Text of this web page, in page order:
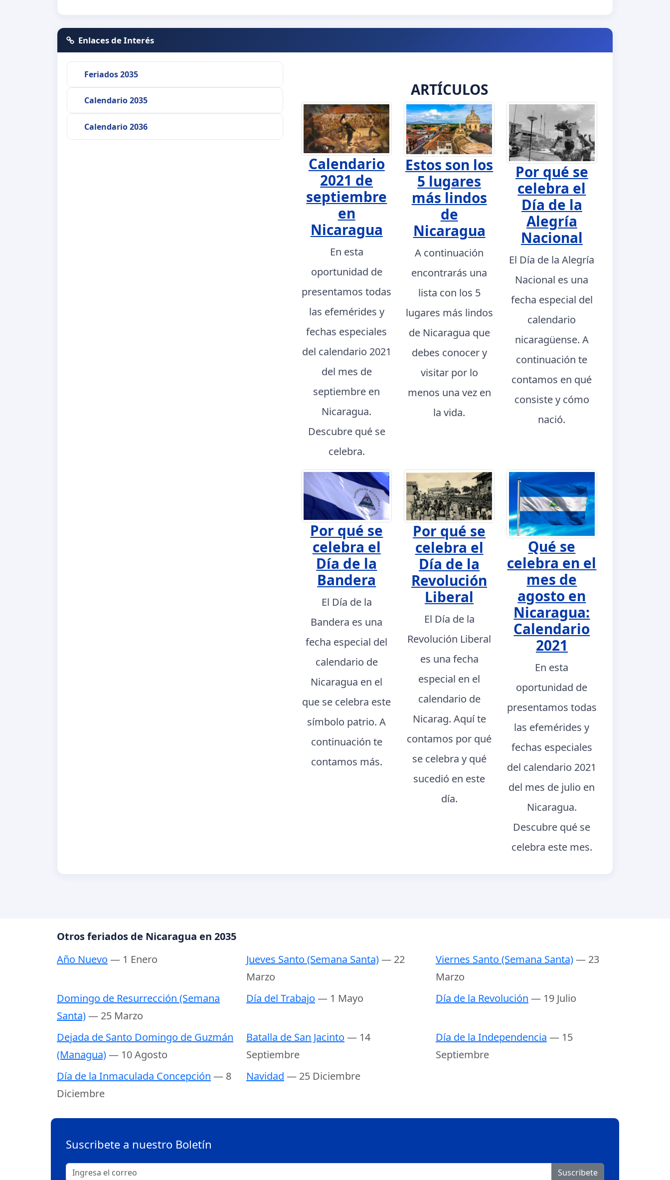
Enlaces de Interés
Feriados 2035
Calendario 2035
Calendario 2036
ARTÍCULOS
Calendario
2021 de
septiembre
en
Nicaragua
En esta
oportunidad de
presentamos todas
las efemérides y
fechas especiales
del calendario 2021
del mes de
septiembre en
Nicaragua.
Descubre qué se
celebra.
Estos son los
5 lugares
más lindos
de
Nicaragua
A continuación
encontrarás una
lista con los 5
lugares más lindos
de Nicaragua que
debes conocer y
visitar por lo
menos una vez en
la vida.
Por qué se
celebra el
Día de la
Alegría
Nacional
El Día de la Alegría
Nacional es una
fecha especial del
calendario
nicaragüense. A
continuación te
contamos en qué
consiste y cómo
nació.
Por qué se
celebra el
Día de la
Bandera
El Día de la
Bandera es una
fecha especial del
calendario de
Nicaragua en el
que se celebra este
símbolo patrio. A
continuación te
contamos más.
Por qué se
celebra el
Día de la
Revolución
Liberal
El Día de la
Revolución Liberal
es una fecha
especial en el
calendario de
Nicarag. Aquí te
contamos por qué
se celebra y qué
sucedió en este
día.
Qué se
celebra en el
mes de
agosto en
Nicaragua:
Calendario
2021
En esta
oportunidad de
presentamos todas
las efemérides y
fechas especiales
del calendario 2021
del mes de julio en
Nicaragua.
Descubre qué se
celebra este mes.
Otros feriados de Nicaragua en 2035
Año Nuevo — 1 Enero Jueves Santo (Semana Santa)— 22
Marzo
Viernes Santo (Semana Santa)— 23
Marzo
Domingo de Resurrección (Semana
Santa)— 25 Marzo
Día del Trabajo — 1 Mayo Día de la Revolución — 19 Julio
Dejada de Santo Domingo de Guzmán
(Managua)— 10 Agosto
Batalla de San Jacinto — 14
Septiembre
Día de la Independencia — 15
Septiembre
Día de la Inmaculada Concepción — 8
Diciembre
Navidad — 25 Diciembre
Suscribete a nuestro Boletín
Suscribete